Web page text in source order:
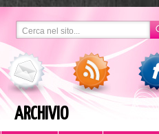
ARCHIVIO